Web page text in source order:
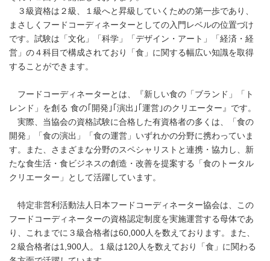
３級資格は２級、１級へと昇級していくための第一歩であり、
まさしくフードコーディネーターとしての入門レベルの位置づけ
です。試験は「文化」「科学」「デザイン・アート」「経済・経
営」の４科目で構成されており「食」に関する幅広い知識を取得
することができます。
フードコーディネーターとは、『新しい食の「ブランド」「ト
レンド」を創る 食の｢開発｣｢演出｣｢運営｣のクリエーター』です。
実際、当協会の資格試験に合格した有資格者の多くは、「食の
開発」「食の演出」「食の運営」いずれかの分野に携わっていま
す。また、さまざまな分野のスペシャリストと連携・協力し、新
たな食生活・食ビジネスの創造・改善を提案する「食のトータル
クリエーター」として活躍しています。
特定非営利活動法人日本フードコーディネーター協会は、この
フードコーディネーターの資格認定制度を実施運営する母体であ
り、これまでに３級合格者は60,000人を数えております。また、
２級合格者は1,900人。１級は120人を数えており「食」に関わる